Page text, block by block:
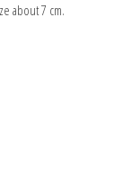
about 7 cm.